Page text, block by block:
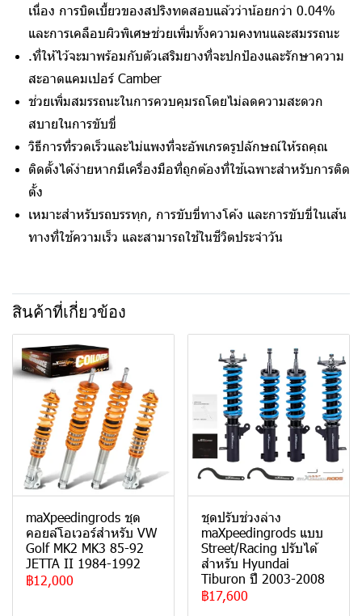
เนื่อง การบิดเบี้ยวของสปริงทดสอบแล้วว่าน้อยกว่า 0.04%
และการเคลือบผิวพิเศษช่วยเพิ่มทั้งความคงทนและสมรรถนะ
.ที่ให้ไว้จะมาพร้อมกับตัวเสริมยางที่จะปกป้องและรักษาความ
สะอาดแคมเปอร์ Camber
ช่วยเพิ่มสมรรถนะในการควบคุมรถโดยไม่ลดความสะดวก
สบายในการขับขี่
วิธีการที่รวดเร็วและไม่แพงที่จะอัพเกรดรูปลักษณ์ให้รถคุณ
ติดตั้งได้ง่ายหากมีเครื่องมือที่ถูกต้องที่ใช้เฉพาะสำหรับการติด
ตั้ง
เหมาะสำหรับรถบรรทุก, การขับขี่ทางโค้ง และการขับขี่ในเส้น
ทางที่ใช้ความเร็ว และสามารถใช้ในชีวิตประจำวัน
สินค้าที่เกี่ยวข้อง
maXpeedingrods ชุด
คอยล์โอเวอร์สำหรับ VW
Golf MK2 MK3 85-92
JETTA II 1984-1992
฿12,000
ชุดปรับช่วงล่าง
maXpeedingrods แบบ
Street/Racing ปรับได้
สำหรับ Hyundai
Tiburon ปี 2003-2008
฿17,600